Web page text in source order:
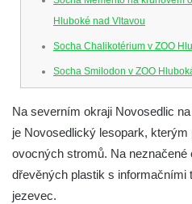
Hluboké nad Vltavou
Socha Chalikotérium v ZOO
Socha Smilodon v ZOO
Socha Koroun bezzubý v ZOO
Socha Plejtvák obrovský v ZOO
Socha Medvěd jeskynní v ZOO
Socha Mamutí lebka v ZOO
Na severním okraji Novosedlic
je Novosedlický lesopark,
ovocných stromů. Na
dřevěných plastik s informačními
jezevec.